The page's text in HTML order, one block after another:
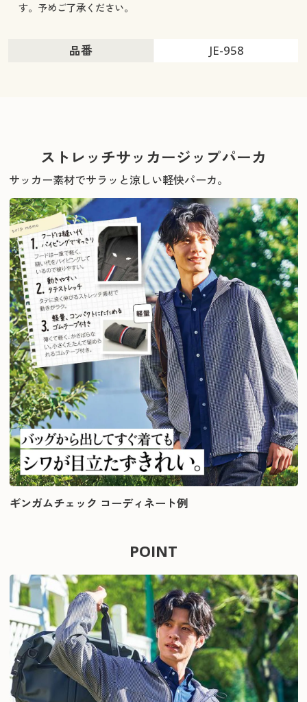
す。予めご了承ください。
品番 JE-958
ストレッチサッカージップパーカ
サッカー素材でサラッと涼しい軽快パーカ。
ギンガムチェック コーディネート例
POINT